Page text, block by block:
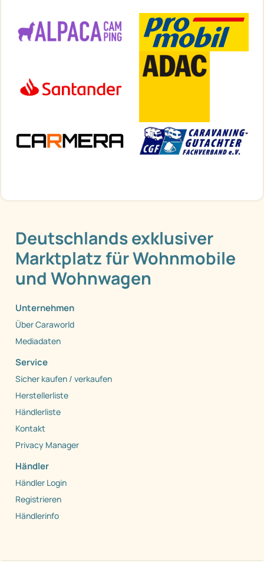
Deutschlands exklusiver
Marktplatz für Wohnmobile
und Wohnwagen
Unternehmen
Über Caraworld
Mediadaten
Service
Sicher kaufen / verkaufen
Herstellerliste
Händlerliste
Kontakt
Privacy Manager
Händler
Händler Login
Registrieren
Händlerinfo